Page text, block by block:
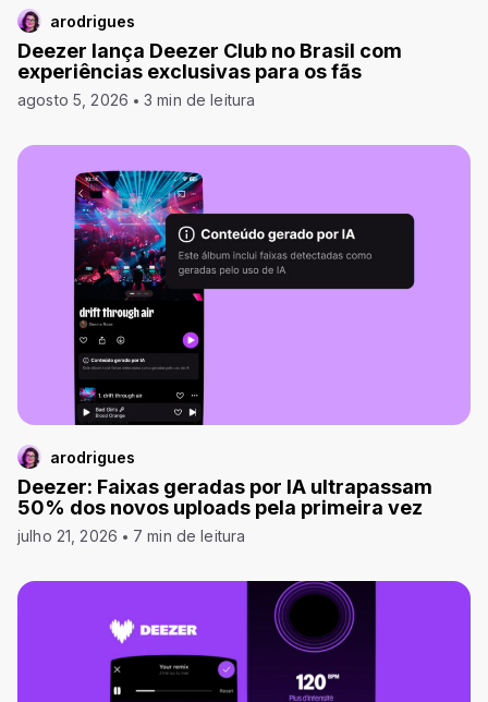
arodrigues
Deezer lança Deezer Club no Brasil com
experiências exclusivas para os fãs
agosto 5, 2026 3 min de leitura
arodrigues
Deezer: Faixas geradas por IA ultrapassam
50% dos novos uploads pela primeira vez
julho 21, 2026 7 min de leitura